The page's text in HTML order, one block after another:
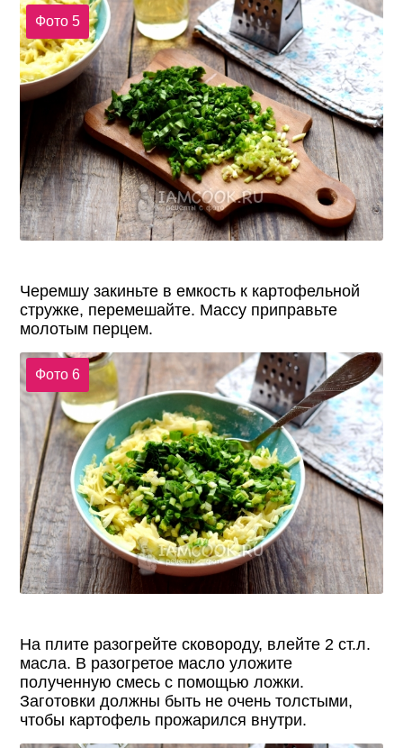
Фото 5
Черемшу закиньте в емкость к картофельной
стружке, перемешайте. Массу приправьте
молотым перцем.
Фото 6
На плите разогрейте сковороду, влейте 2 ст.л.
масла. В разогретое масло уложите
полученную смесь с помощью ложки.
Заготовки должны быть не очень толстыми,
чтобы картофель прожарился внутри.